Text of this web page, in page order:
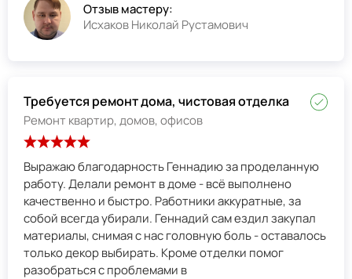
Отзыв мастеру:
Исхаков Николай Рустамович
Требуется ремонт дома, чистовая отделка
Ремонт квартир, домов, офисов
Выражаю благодарность Геннадию за проделанную
работу. Делали ремонт в доме - всё выполнено
качественно и быстро. Работники аккуратные, за
собой всегда убирали. Геннадий сам ездил закупал
материалы, снимая с нас головную боль - оставалось
только декор выбирать. Кроме отделки помог
разобраться с проблемами в